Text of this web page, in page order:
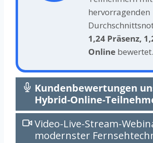
hervorragenden
1,24 Präsenz,
Online bewertet.
Kundenbewertungen
Hybrid-Online-
Video-Live-Stream-
modernster